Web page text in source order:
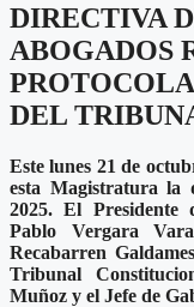
DIRECTIVA
ABOGADOS
DEL
Este lunes 21 de
esta Magistratura la
2025.El Presidente
Pablo Vergara
Recabarren
Tribunal
Muñoz y el Jefe de